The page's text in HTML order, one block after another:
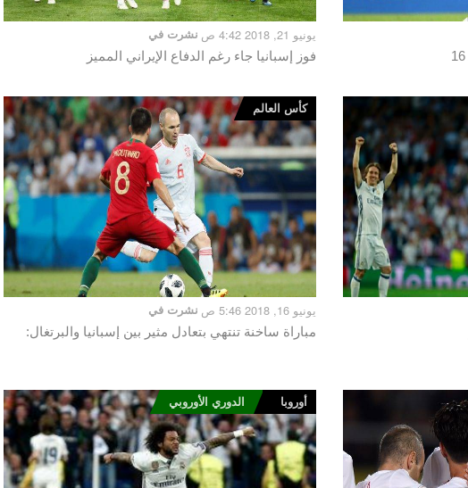
نشرت في يونيو 21, 2018 4:42 ص
فوز إسبانيا جاء رغم الدفاع الإيراني المميز
كأس العالم
نشرت في يونيو 16, 2018 5:46 ص
مباراة ساخنة تنتهي بتعادل مثير بين إسبانيا والبرتغال:
أوروبا الدوري الأوروبي